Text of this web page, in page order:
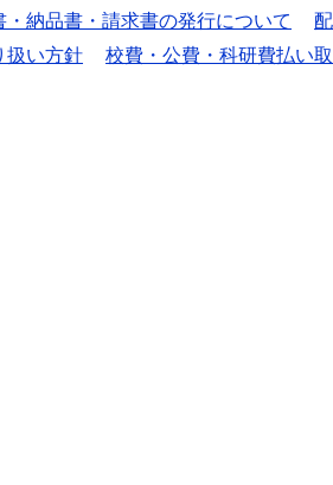
・納品書・請求書の発行について
扱い方針 校費・公費・科研費払い